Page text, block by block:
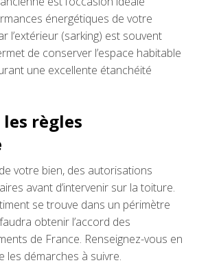
énergétiques de votre
l’extérieur (sarking) est souvent
de conserver l’espace habitable
une excellente étanchéité
règles
votre bien, des autorisations
avant d’intervenir sur la toiture.
se trouve dans un périmètre
obtenir l’accord des
de France. Renseignez-vous en
les démarches à suivre.